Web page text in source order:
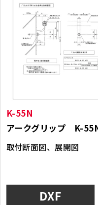
K-55N
アークグリップ K-
取付断面図、展開図
DXF